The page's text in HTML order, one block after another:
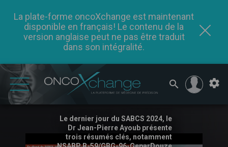
La plate-forme oncoXchange est maintenant
disponible en français! Le contenu de la
version anglaise peut ne pas être traduit
dans son intégralité.
SABCS 2024 - Le Dr Ayoub
présente les points forts du
Le dernier jour du SABCS 2024, le
Dr Jean-Pierre Ayoub présente
trois résumés clés, notamment